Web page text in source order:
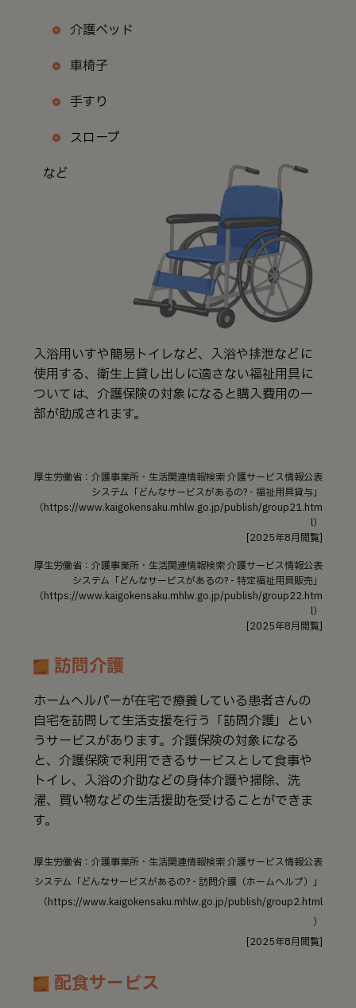
介護ベッド
車椅子
手すり
スロープ
など
入浴用いすや簡易トイレなど、入浴や排泄などに
使用する、衛生上貸し出しに適さない福祉用具に
ついては、介護保険の対象になると購入費用の一
部が助成されます。
厚生労働省：介護事業所・生活関連情報検索 介護サービス情報公表
システム「どんなサービスがあるの? - 福祉用具貸与」
（https://www.kaigokensaku.mhlw.go.jp/publish/group21.htm
l）
[2025年8月閲覧]
厚生労働省：介護事業所・生活関連情報検索 介護サービス情報公表
システム「どんなサービスがあるの? - 特定福祉用具販売」
（https://www.kaigokensaku.mhlw.go.jp/publish/group22.htm
l）
[2025年8月閲覧]
訪問介護
ホームヘルパーが在宅で療養している患者さんの
自宅を訪問して生活支援を行う「訪問介護」とい
うサービスがあります。介護保険の対象になる
と、介護保険で利用できるサービスとして食事や
トイレ、入浴の介助などの身体介護や掃除、洗
濯、買い物などの生活援助を受けることができま
す。
厚生労働省：介護事業所・生活関連情報検索 介護サービス情報公表
システム「どんなサービスがあるの? - 訪問介護（ホームヘルプ）」
（https://www.kaigokensaku.mhlw.go.jp/publish/group2.html
）
[2025年8月閲覧]
配食サービス